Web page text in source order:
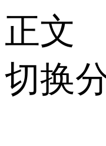
正文
切换